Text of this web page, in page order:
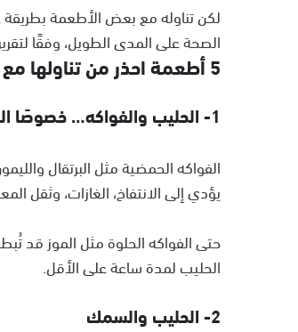
لكن تناوله مع بعض الأطعمة
الصحة على المدى الطويل، وفقًا
5 أطعمة احذر من تناولها مع الحليب
1- الحليب والفواكه… خصوصًا الحمضيات
الفواكه الحمضية مثل البرتقال
يؤدي إلى الانتفاخ، الغازات، وثقل
حتى الفواكه الحلوة مثل الموز قد
الحليب لمدة ساعة على الأقل.
2- الحليب والسمك